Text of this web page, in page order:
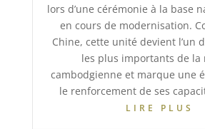
lors d’une cérémonie à la base
en cours de modernisation.
Chine, cette unité devient l’un
les plus importants de la
cambodgienne et marque une
le renforcement de ses
LIRE PLUS